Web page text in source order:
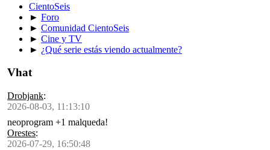
CientoSeis
► Foro
► Comunidad CientoSeis
► Cine y TV
► ¿Qué serie estás viendo actualmente?
Vhat
Drobjank:
2026-08-03, 11:13:10
neoprogram +1 malqueda!
Orestes:
2026-07-29, 16:50:48